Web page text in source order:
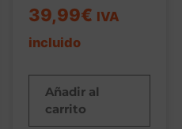
39,99€ IVA
incluido
Añadir al
carrito